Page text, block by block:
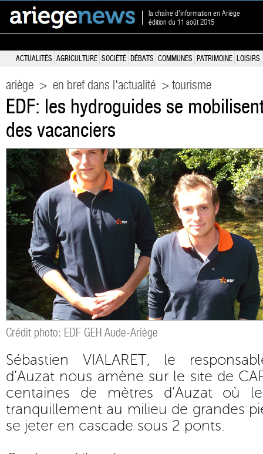
la chaîne d'information en Ariège
édition du 11 août 2015
ACTUALITÉS AGRICULTURE SOCIÉTÉ DÉBATS COMMUNES PATRIMOINE LOISIRS
ariège > en bref dans l'actualité > tourisme
EDF: les hydroguides se
des vacanciers
Crédit photo: EDF GEH Aude-Ariège
Sébastien VIALARET, le
d’Auzat nous amène sur le site de
centaines de mètres d’Auzat où
tranquillement au milieu de grandes
se jeter en cascade sous 2 ponts.